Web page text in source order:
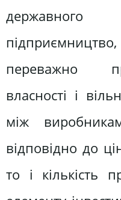
переважно
власності і
між
відповідно до
то і кількість